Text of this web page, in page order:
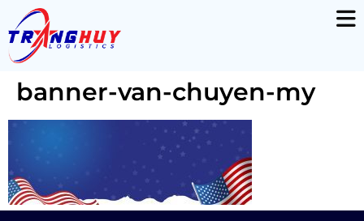
banner-van-chuyen-my